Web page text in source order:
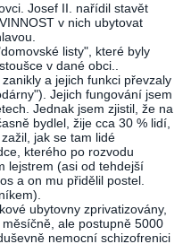
Josef II. nařídil stavět
v nich ubytovat
listy", které byly
v dané obci..
a jejich funkci převzaly
Jejich fungování jsem
Jednak jsem zjistil, že na
bydlel, žije cca 30 % lidí,
jak se tam lidé
kterého po rozvodu
lejstrem (asi od tehdejší
a on mu přidělil postel.
ubytovny zprivatizovány,
ale postupně 5000
nemocní schizofrenici